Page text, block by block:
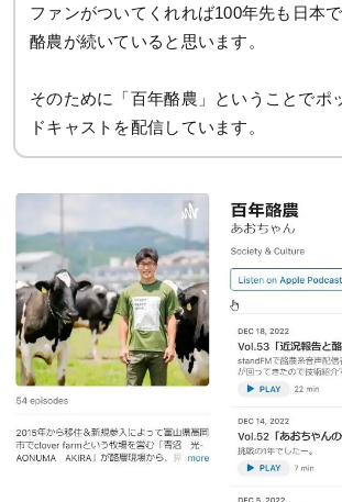
ファンがついてくれれば100年先も日本で
酪農が続いていると思います。
そのために「百年酪農」ということでポ
ドキャストを配信しています。